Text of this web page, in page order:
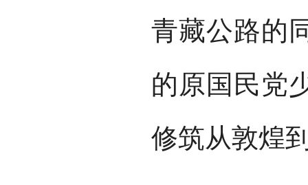
青藏公路的
的原国民党
修筑从敦煌